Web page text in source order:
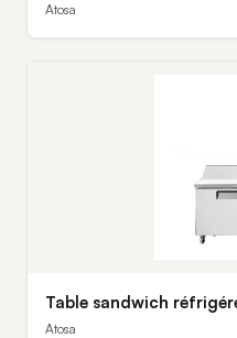
Atosa
Table sandwich
Atosa